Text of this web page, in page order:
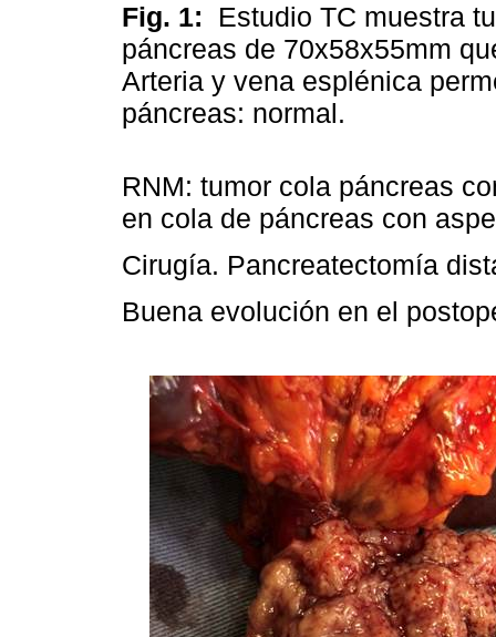
Fig. 1: Estudio TC muestra
páncreas de 70x58x55mm
Arteria y vena esplénica
páncreas: normal.
RNM: tumor cola páncreas
en cola de páncreas con
Cirugía. Pancreatectomía
Buena evolución en el